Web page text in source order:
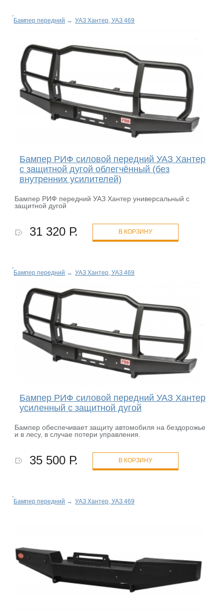
Бампер передний → УАЗ Хантер, УАЗ 469
Бампер РИФ силовой передний УАЗ Хантер
с защитной дугой облегчённый (без
внутренних усилителей)
Бампер РИФ передний УАЗ Хантер универсальный с
защитной дугой
31 320 Р. В КОРЗИНУ
Бампер передний → УАЗ Хантер, УАЗ 469
Бампер РИФ силовой передний УАЗ Хантер
усиленный с защитной дугой
Бампер обеспечивает защиту автомобиля на бездорожье
и в лесу, в случае потери управления.
35 500 Р. В КОРЗИНУ
Бампер передний → УАЗ Хантер, УАЗ 469